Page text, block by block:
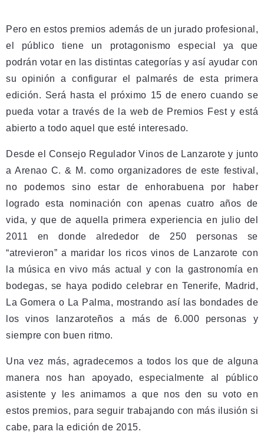
Pero en estos premios además de un jurado profesional,
el público tiene un protagonismo especial ya que
podrán votar en las distintas categorías y así ayudar con
su opinión a configurar el palmarés de esta primera
edición. Será hasta el próximo 15 de enero cuando se
pueda votar a través de la web de Premios Fest y está
abierto a todo aquel que esté interesado.
Desde el Consejo Regulador Vinos de Lanzarote y junto
a Arenao C. & M. como organizadores de este festival,
no podemos sino estar de enhorabuena por haber
logrado esta nominación con apenas cuatro años de
vida, y que de aquella primera experiencia en julio del
2011 en donde alrededor de 250 personas se
“atrevieron” a maridar los ricos vinos de Lanzarote con
la música en vivo más actual y con la gastronomía en
bodegas, se haya podido celebrar en Tenerife, Madrid,
La Gomera o La Palma, mostrando así las bondades de
los vinos lanzaroteños a más de 6.000 personas y
siempre con buen ritmo.
Una vez más, agradecemos a todos los que de alguna
manera nos han apoyado, especialmente al público
asistente y les animamos a que nos den su voto en
estos premios, para seguir trabajando con más ilusión si
cabe, para la edición de 2015.